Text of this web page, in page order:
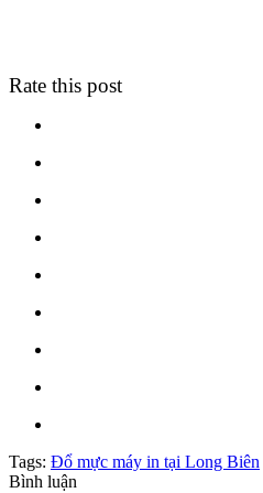
Rate this post
Tags: Đổ mực máy in tại Long Biên
Bình luận